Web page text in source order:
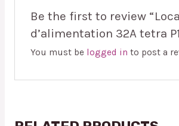
Be the first to review
d’alimentation 32A tetra
You must be logged in to post a